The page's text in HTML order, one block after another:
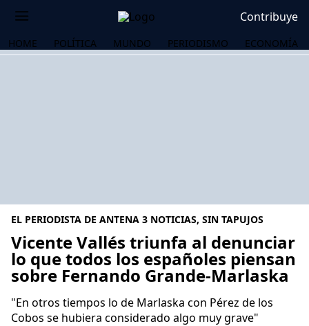
Contribuye
HOME POLÍTICA MUNDO PERIODISMO ECONOMÍA
EL PERIODISTA DE ANTENA 3 NOTICIAS, SIN TAPUJOS
Vicente Vallés triunfa al denunciar
lo que todos los españoles piensan
sobre Fernando Grande-Marlaska
"En otros tiempos lo de Marlaska con Pérez de los
Cobos se hubiera considerado algo muy grave"